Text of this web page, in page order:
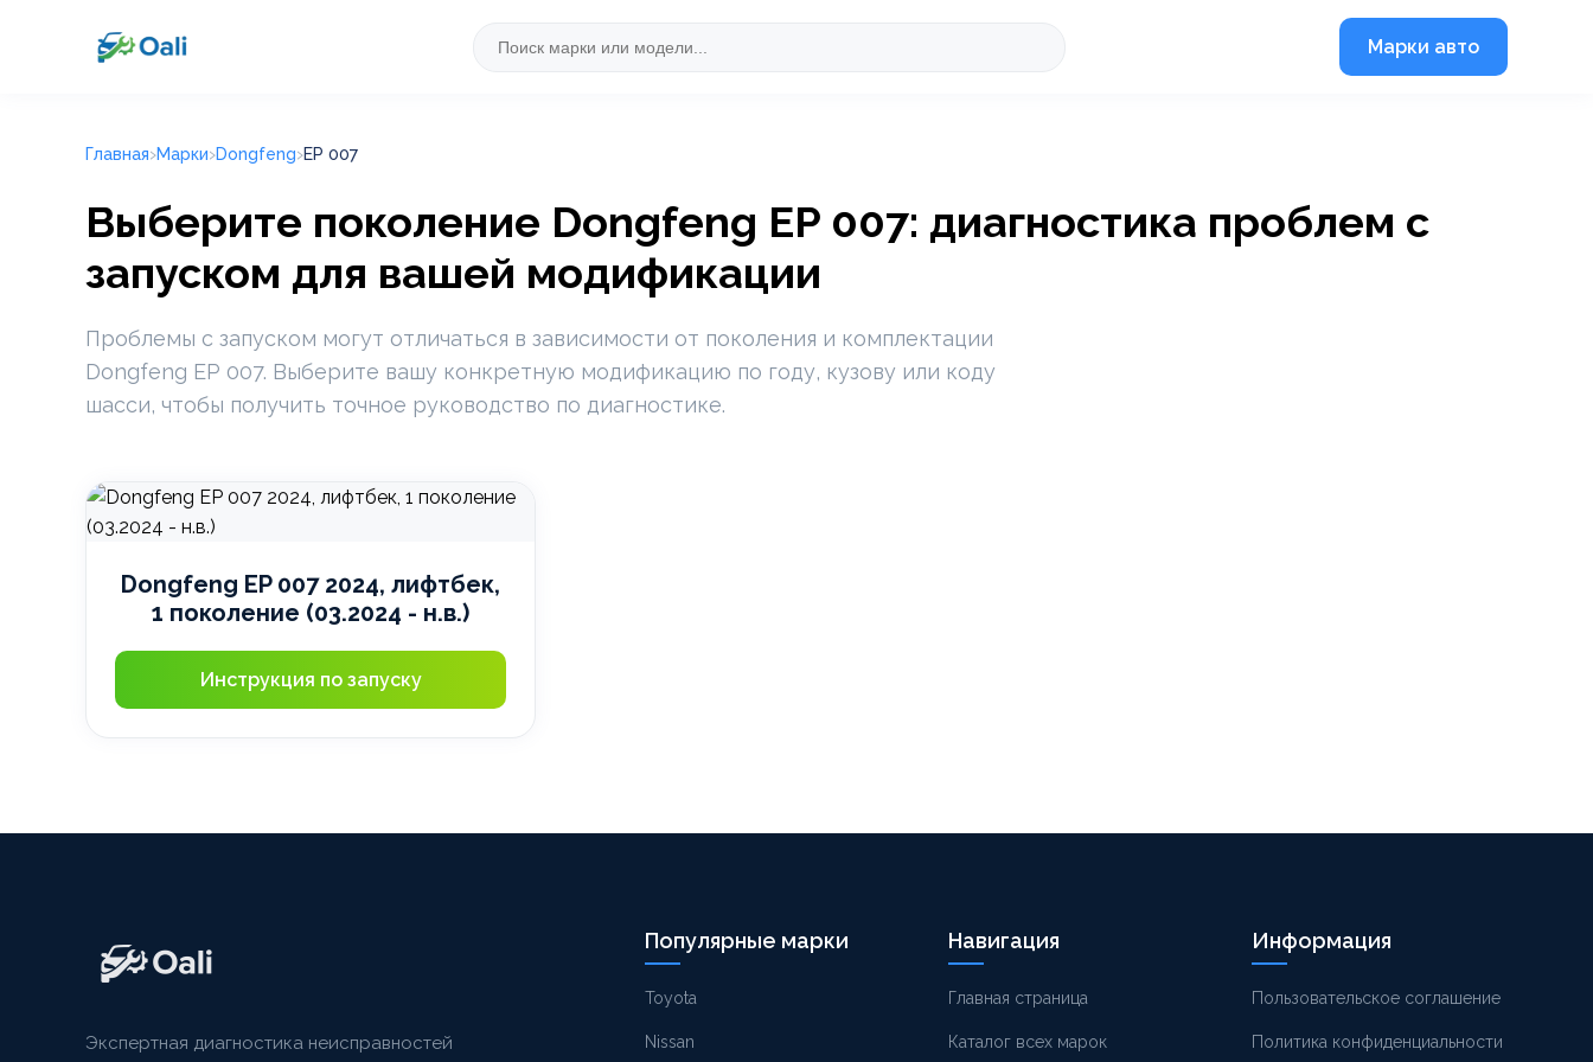
Марки авто
Главная Марки Dongfeng EP 007
Выберите поколение Dongfeng EP 007: диагностика проблем с
запуском для вашей модификации
Проблемы с запуском могут отличаться в зависимости от поколения и комплектации
Dongfeng EP 007. Выберите вашу конкретную модификацию по году, кузову или коду
шасси, чтобы получить точное руководство по диагностике.
Dongfeng EP 007 2024, лифтбек,
1 поколение (03.2024 - н.в.)
Инструкция по запуску
Экспертная диагностика неисправностей
Популярные марки
Toyota
Nissan
Навигация
Главная страница
Каталог всех марок
Информация
Пользовательское соглашение
Политика конфиденциальности